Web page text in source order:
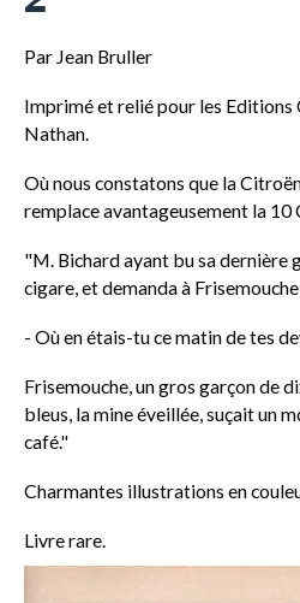
Par Jean Bruller
Imprimé et relié pour les Editions
Nathan.
Où nous constatons que la
remplace avantageusement la 10
"M. Bichard ayant bu sa dernière
cigare, et demanda à Frisemouche
- Où en étais-tu ce matin de tes
Frisemouche, un gros garçon de
bleus, la mine éveillée, suçait un
café."
Charmantes illustrations en
Livre rare.